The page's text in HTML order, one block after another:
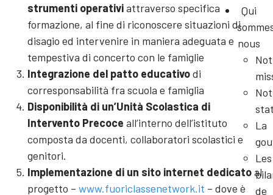
Qui
nous
La
Les
de
strumenti operativiattraverso specifica
formazione, al fine di riconoscere situazioni di
disagio ed intervenire in maniera adeguata e
tempestiva di concerto con le famiglie
Integrazione del patto educativodi
corresponsabilità fra scuola e famiglia
Disponibilità di un’Unità Scolastica di
Intervento Precoce all’interno dell’istituto
composta da docenti, collaboratori scolastici e
genitori.
Implementazione di un sito internet dedicatoal
progetto – www.fuoriclassenetwork.it – dove è